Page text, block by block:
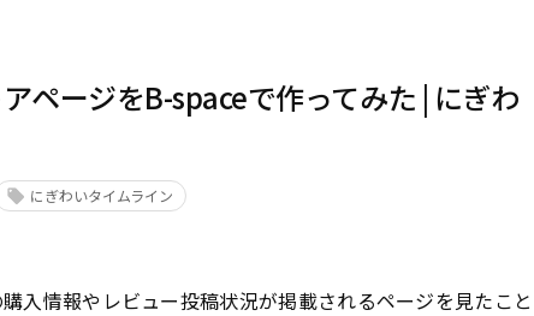
ページをB-spaceで作ってみた | にぎわ
にぎわいタイムライン
入情報やレビュー投稿状況が掲載されるページを見たこと